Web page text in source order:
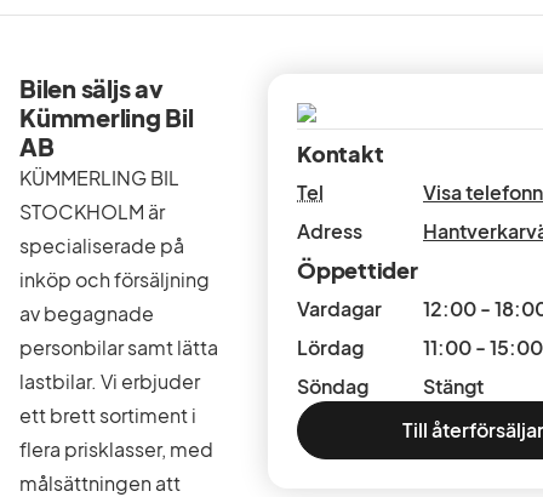
Bilen säljs av
Kümmerling Bil
AB
KÜMMERLING BIL
STOCKHOLM är
specialiserade på
inköp och försäljning
av begagnade
personbilar samt lätta
lastbilar. Vi erbjuder
ett brett sortiment i
flera prisklasser, med
målsättningen att
Kontakt
Tel
Visa
Adress
Öppettider
Vardagar
12:00 -
Lördag
11:00 - 15:00
Söndag
Stängt
Till